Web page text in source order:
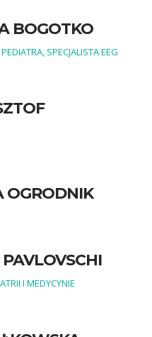
BOGOTKO
SPECJALISTA EEG
OGRODNIK
I MEDYCYNIE